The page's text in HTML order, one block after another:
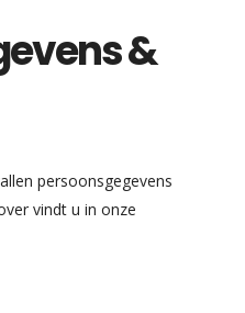
&
persoonsgegevens
vindt u in onze